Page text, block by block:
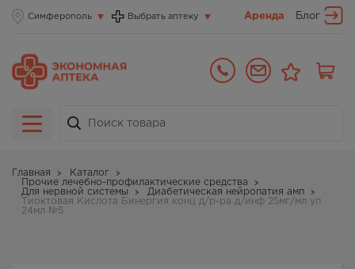
Симферополь Выбрать аптеку Аренда Блог
Главная
Каталог
Прочие лечебно-профилактические средства
Для нервной системы
Диабетическая нейропатия амп
Тиоктовая Кислота Бинергия конц д/р-ра д/инф 25мг/мл уп
24мл №5